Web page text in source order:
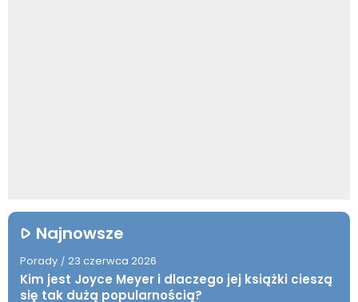
Najnowsze
Porady / 23 czerwca 2026
Kim jest Joyce Meyer i dlaczego jej książki cieszą
się tak dużą popularnością?